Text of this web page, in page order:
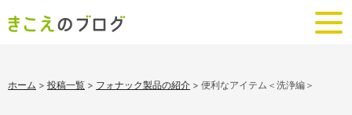
ホーム > 投稿一覧 > フォナック製品の紹介 > 便利なアイテム＜洗浄編＞